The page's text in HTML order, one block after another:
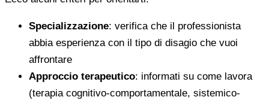
Specializzazione: verifica che il professionista
abbia esperienza con il tipo di disagio che vuoi
affrontare
Approccio terapeutico: informati su come lavora
(terapia cognitivo-comportamentale, sistemico-